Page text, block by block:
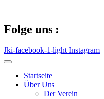
springen
Folge uns :
Jki-facebook-1-light Instagram
Startseite
Über Uns
Der Verein